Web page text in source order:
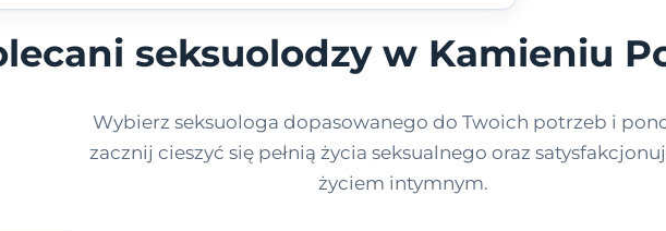
seksuolodzy w Kamieniu
Wybierz seksuologa dopasowanego do Twoich potrzeb i
zacznij cieszyć się pełnią życia seksualnego oraz
życiem intymnym.